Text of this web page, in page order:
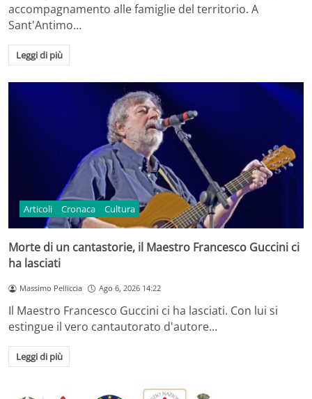
accompagnamento alle famiglie del territorio. A
Sant'Antimo…
Leggi di più
Articoli Cronaca Cultura
Morte di un cantastorie, il Maestro Francesco Guccini ci
ha lasciati
Massimo Pelliccia Ago 6, 2026 14:22
Il Maestro Francesco Guccini ci ha lasciati. Con lui si
estingue il vero cantautorato d'autore…
Leggi di più